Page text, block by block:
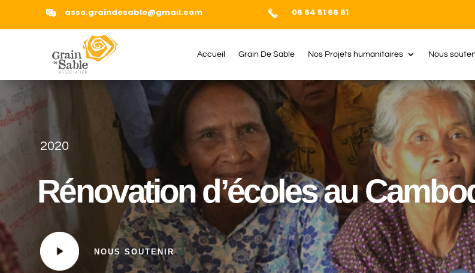
asso.graindesable@gmail.com 06 64 51 66 61
Accueil Grain De Sable Nos Projets humanitaires Nous
2020
Rénovation d’écoles au
NOUS SOUTENIR